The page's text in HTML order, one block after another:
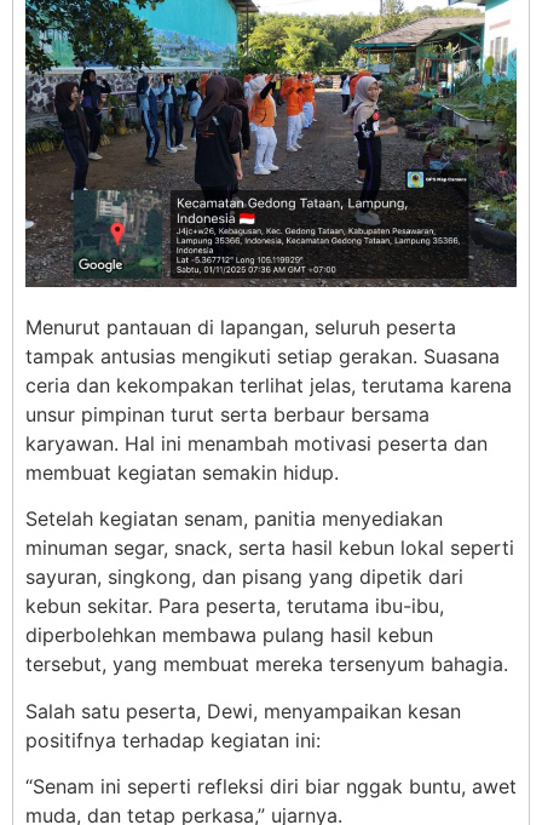
Menurut pantauan di lapangan, seluruh peserta
tampak antusias mengikuti setiap gerakan. Suasana
ceria dan kekompakan terlihat jelas, terutama karena
unsur pimpinan turut serta berbaur bersama
karyawan. Hal ini menambah motivasi peserta dan
membuat kegiatan semakin hidup.
Setelah kegiatan senam, panitia menyediakan
minuman segar, snack, serta hasil kebun lokal seperti
sayuran, singkong, dan pisang yang dipetik dari
kebun sekitar. Para peserta, terutama ibu-ibu,
diperbolehkan membawa pulang hasil kebun
tersebut, yang membuat mereka tersenyum bahagia.
Salah satu peserta, Dewi, menyampaikan kesan
positifnya terhadap kegiatan ini:
“Senam ini seperti refleksi diri biar nggak buntu, awet
muda, dan tetap perkasa,” ujarnya.